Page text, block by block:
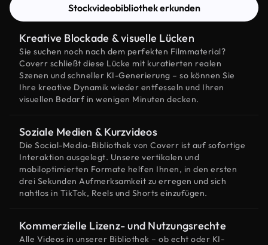
Stockvideobibliothek erkunden
Kreative Blockade & visuelle Lücken
Sie suchen noch nach dem perfekten Filmmaterial?
Coverr schließt diese Lücke mit kuratierten realen
Szenen und schneller KI-Generierung – so können Sie
Ihre kreative Dynamik wieder entfesseln und Ihren
visuellen Bedarf in wenigen Minuten decken.
Soziale Medien & Kurzvideos
Die Social-Media-Bibliothek von Coverr ist auf sofortige
Interaktion ausgelegt. Unsere vertikalen und
mobiloptimierten Formate helfen Ihnen, in den ersten
drei Sekunden Aufmerksamkeit zu erregen und sich
nahtlos in TikTok, Reels und Shorts einzufügen.
Kommerzielle Lizenz- und Nutzungsrechte
Alle Videos in unserer Bibliothek – ob echt oder KI-